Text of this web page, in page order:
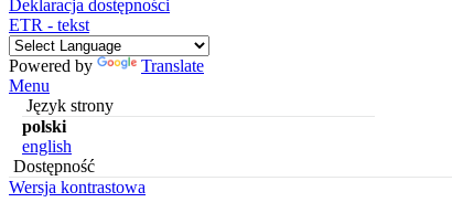
Deklaracja dostępności
ETR - tekst
Powered by
Translate
Menu
Język strony
polski
english
Dostępność
Wersja kontrastowa